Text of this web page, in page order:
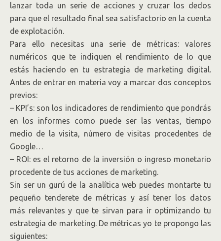
lanzar toda un serie de acciones y cruzar los dedos
para que el resultado final sea satisfactorio en la cuenta
de explotación.
Para ello necesitas una serie de métricas: valores
numéricos que te indiquen el rendimiento de lo que
estás haciendo en tu estrategia de marketing digital.
Antes de entrar en materia voy a marcar dos conceptos
previos:
– KPI’s: son los indicadores de rendimiento que pondrás
en los informes como puede ser las ventas, tiempo
medio de la visita, número de visitas procedentes de
Google…
– ROI: es el retorno de la inversión o ingreso monetario
procedente de tus acciones de marketing.
Sin ser un gurú de la analítica web puedes montarte tu
pequeño tenderete de métricas y así tener los datos
más relevantes y que te sirvan para ir optimizando tu
estrategia de marketing. De métricas yo te propongo las
siguientes: